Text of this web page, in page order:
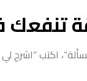
تنفعك
اكتب “اشرح لي